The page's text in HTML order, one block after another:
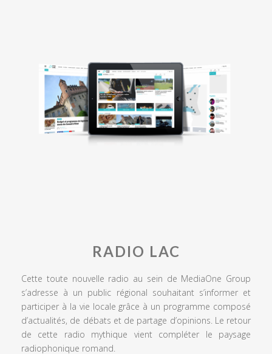
RADIO LAC
Cette toute nouvelle radio au sein de MediaOne Group
s’adresse à un public régional souhaitant s’informer et
participer à la vie locale grâce à un programme composé
d’actualités, de débats et de partage d’opinions. Le retour
de cette radio mythique vient compléter le paysage
radiophonique romand.